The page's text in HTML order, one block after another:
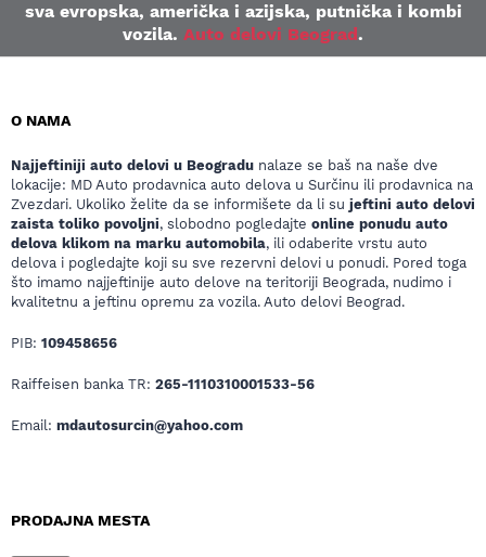
sva evropska, američka i azijska, putnička i kombi
vozila. Auto delovi Beograd.
O NAMA
Najjeftiniji auto delovi u Beogradu nalaze se baš na naše dve
lokacije: MD Auto prodavnica auto delova u Surčinu ili prodavnica na
Zvezdari. Ukoliko želite da se informišete da li su jeftini auto delovi
zaista toliko povoljni, slobodno pogledajte online ponudu auto
delova klikom na marku automobila, ili odaberite vrstu auto
delova i pogledajte koji su sve rezervni delovi u ponudi. Pored toga
što imamo najjeftinije auto delove na teritoriji Beograda, nudimo i
kvalitetnu a jeftinu opremu za vozila. Auto delovi Beograd.
PIB: 109458656
Raiffeisen banka TR: 265-1110310001533-56
Email: mdautosurcin@yahoo.com
PRODAJNA MESTA